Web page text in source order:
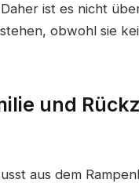
ist es nicht
obwohl sie
und
aus dem